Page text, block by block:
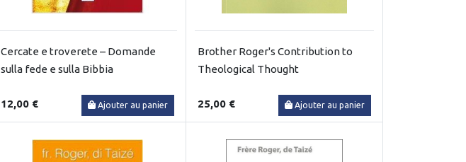
Cercate e troverete – Domande
sulla fede e sulla Bibbia
12,00 € Ajouter au panier
Brother Roger's Contribution to
Theological Thought
25,00 € Ajouter au panier